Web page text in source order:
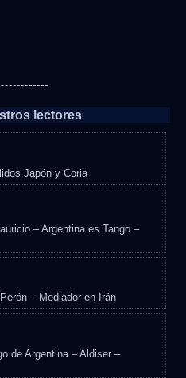
lectores
Japón y Coria
– Argentina es Tango –
– Mediador en Irán
de Argentina – Aldiser –